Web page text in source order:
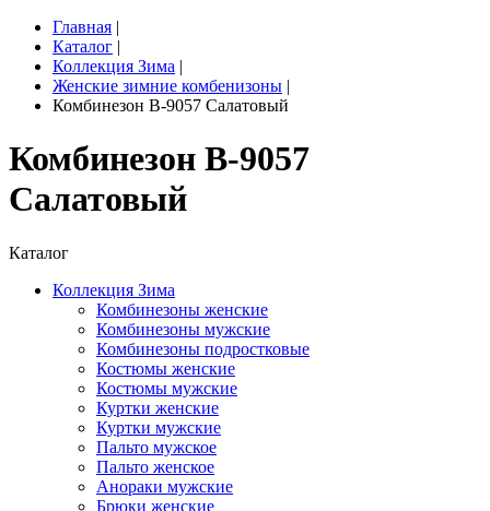
Главная |
Каталог |
Коллекция Зима |
Женские зимние комбенизоны |
Комбинезон B-9057 Салатовый
Комбинезон B-9057
Салатовый
Каталог
Коллекция Зима
Комбинезоны женские
Комбинезоны мужские
Комбинезоны подростковые
Костюмы женские
Костюмы мужские
Куртки женские
Куртки мужские
Пальто мужское
Пальто женское
Анораки мужские
Брюки женские